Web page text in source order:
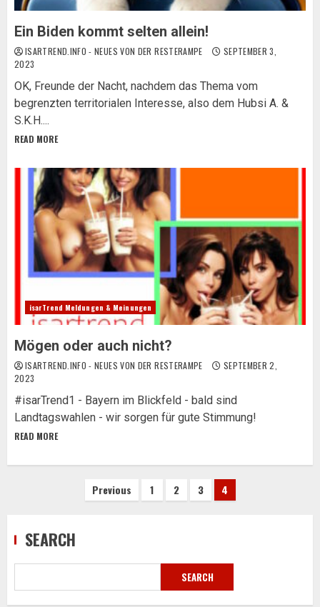
Ein Biden kommt selten allein!
ISARTREND.INFO - NEUES VON DER RESTERAMPE
SEPTEMBER 3,
2023
OK, Freunde der Nacht, nachdem das Thema vom
begrenzten territorialen Interesse, also dem Hubsi A. &
S.K.H....
READ MORE
isarTrend Meldungen & Meinungen
Mögen oder auch nicht?
ISARTREND.INFO - NEUES VON DER RESTERAMPE
SEPTEMBER 2,
2023
#isarTrend1 - Bayern im Blickfeld - bald sind
Landtagswahlen - wir sorgen für gute Stimmung!
READ MORE
Posts
Previous 1 2 3 4
SEARCH
SEARCH